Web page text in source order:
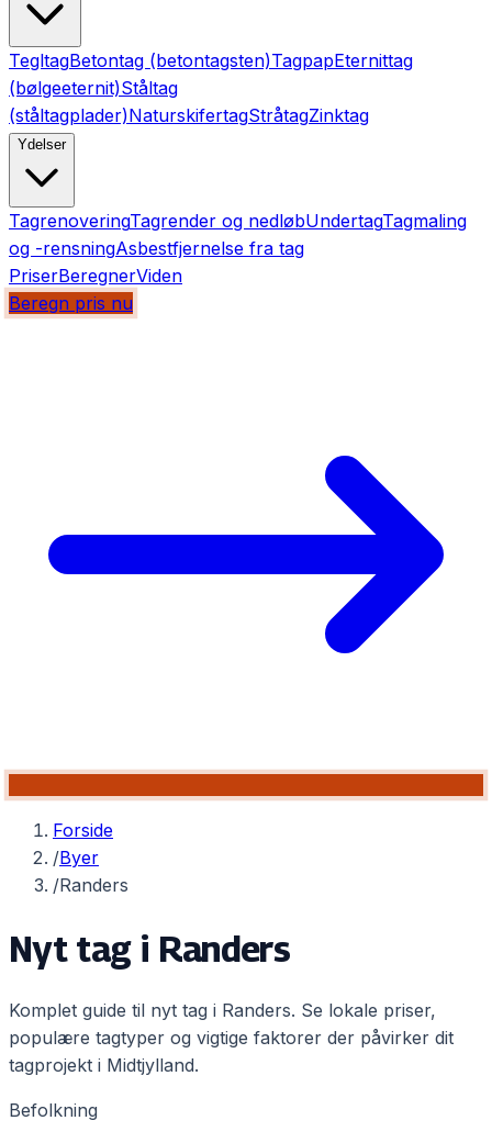
TegltagBetontag (betontagsten)TagpapEternittag
(bølgeeternit)Ståltag
(ståltagplader)NaturskifertagStråtagZinktag
Ydelser
TagrenoveringTagrender og nedløbUndertagTagmaling
og -rensningAsbestfjernelse fra tag
PriserBeregnerViden
Beregn pris nu
Forside
/Byer
/Randers
Nyt tag i Randers
Komplet guide til nyt tag i Randers. Se lokale priser,
populære tagtyper og vigtige faktorer der påvirker dit
tagprojekt i Midtjylland.
Befolkning